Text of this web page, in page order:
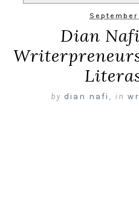
Dian
by dian nafi , in